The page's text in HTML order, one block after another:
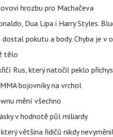
hrozbu pro Machačeva
Dua Lipa i Harry Styles.
pokutu a body. Chyba je v
tělo
Rus, který natočil peklo
bojovníky na vrchol
mění všechno
v hodnotě půl miliardy
většina řidičů nikdy